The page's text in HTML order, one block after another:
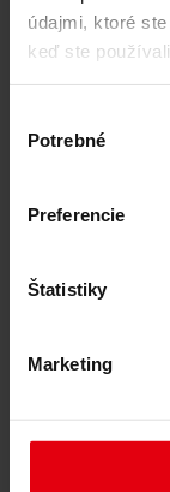
údajmi, ktoré
keď ste
súhlasu
Potrebné
Preferencie
Štatistiky
Marketing
Referencie
Aktuality